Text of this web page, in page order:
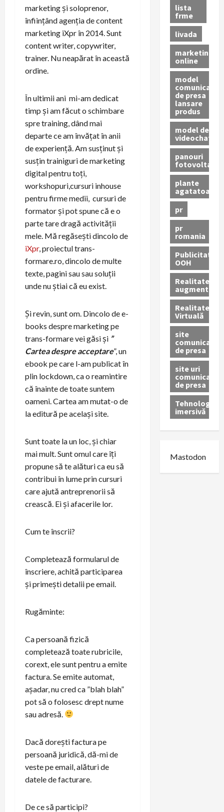
marketing și soloprenor,
înființând agenția de content
marketing iXpr în 2014. Sunt
content writer, copywriter,
trainer. Nu neapărat în această
ordine.
În ultimii ani mi-am dedicat
timp și am făcut o schimbare
spre training, dând mai
departe ce am învățat în anii
de experiență. Am susținut și
susțin trainiguri de marketing
digital pentru toți,
workshopuri,cursuri inhouse
pentru firme medii, cursuri de
formator și pot spune că e o
parte tare dragă activității
mele. Mă regăsești dincolo de
iXpr, proiectul trans-
formare.ro, dincolo de multe
texte, pagini sau sau soluții
unde nu știai că eu exist.
Și revin, sunt om. Dincolo de e-
books despre marketing pe
trans-formare vei găsi și ”
Cartea despre acceptare”, un
ebook pe care l-am publicat în
plin lockdown, ca o reamintire
că înainte de toate suntem
oameni. Cartea am mutat-o de
la editură pe același site.
Sunt toate la un loc, și chiar
mai mult. Sunt omul care îți
propune să te alături ca eu să
contribui în lume prin cursuri
care ajută antreprenorii să
crească. Ei și afacerile lor.
Cum te înscrii?
Completează formularul de
înscriere, achită participarea
și primești detalii pe email.
Rugăminte:
Ca persoană fizică
completează toate rubricile,
corext, ele sunt pentru a emite
factura. Se emite automat,
așadar, nu cred ca ”blah blah”
pot să o folosesc drept nume
sau adresă.
Dacă dorești factura pe
persoană juridică, dă-mi de
veste pe email, alături de
datele de facturare.
De ce să participi?
lista
frme
livada
marketing
online
model
comunicat
de presa
lansare
produs
model de
videochat
panouri
fotovoltaice
plante
agatatoare
pr
pr
romania
Publicitate
OOH
Realitatea
augmentată
Realitatea
Virtuală
site
comunicate
de presa
site uri
comunicate
de presa
Tehnologie
imersivă
Mastodon